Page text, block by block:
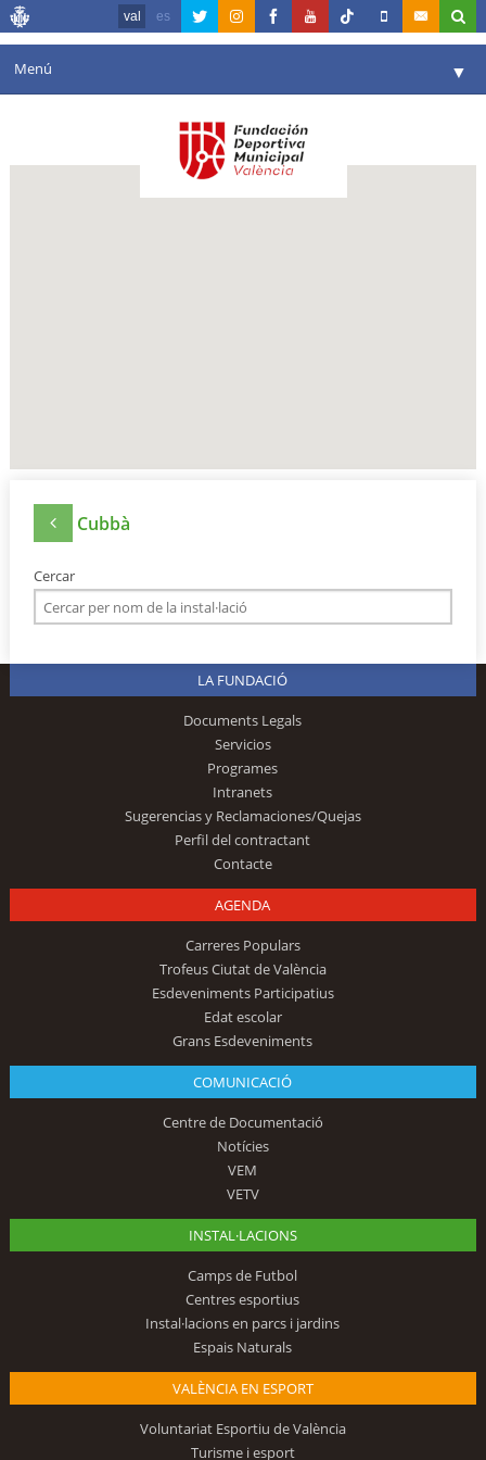
val es
Menú ▼
Agenda
Cubbà
Cercar
LA FUNDACIÓ
Documents Legals
Servicios
Programes
Intranets
Sugerencias y Reclamaciones/Quejas
Perfil del contractant
Contacte
AGENDA
Carreres Populars
Trofeus Ciutat de València
Esdeveniments Participatius
Edat escolar
Grans Esdeveniments
COMUNICACIÓ
Centre de Documentació
Notícies
VEM
VETV
INSTAL·LACIONS
Camps de Futbol
Centres esportius
Instal·lacions en parcs i jardins
Espais Naturals
VALÈNCIA EN ESPORT
Voluntariat Esportiu de València
Turisme i esport